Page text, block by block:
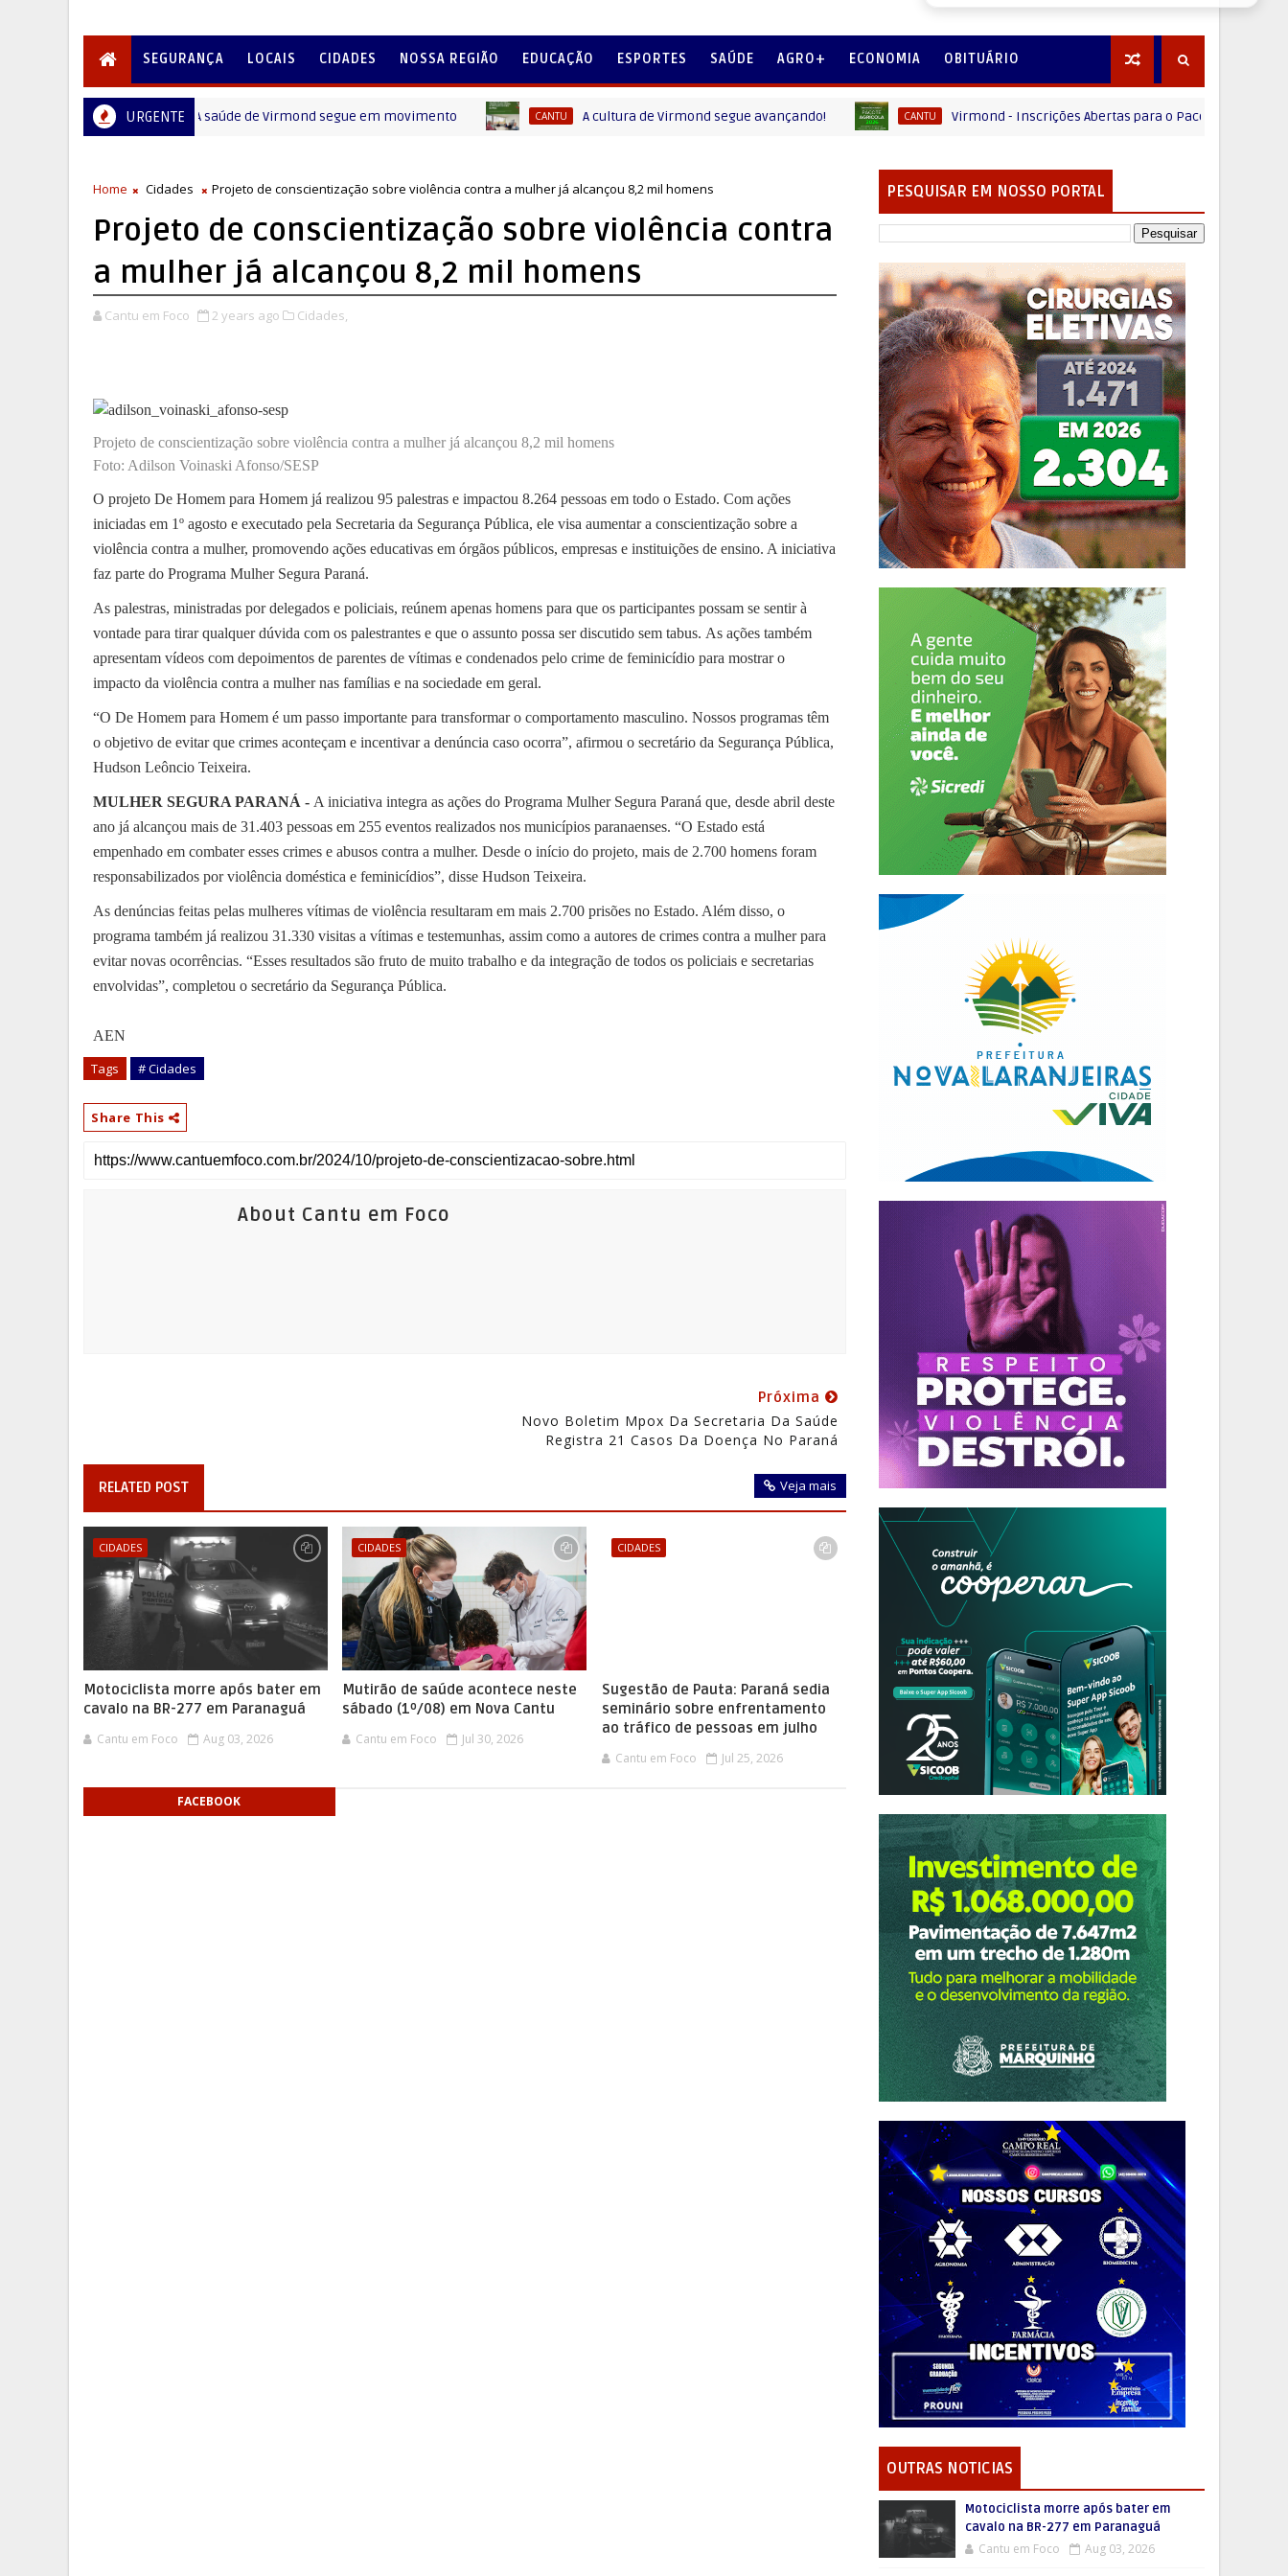
SEGURANÇA LOCAIS CIDADES NOSSA REGIÃO EDUCAÇÃO ESPORTES SAÚDE AGRO+ ECONOMIA OBITUÁRIO
URGENTE
CANTU A saúde de Virmond segue em movimento CANTU A cultura de Virmond segue avançando! CANTU Virmond - Inscrições Abertas para o Pacote Agrícola 2026
Home Cidades Projeto de conscientização sobre violência contra a mulher já alcançou 8,2 mil homens
Projeto de conscientização sobre violência contra
a mulher já alcançou 8,2 mil homens
Cantu em Foco 2 years ago Cidades,
Projeto de conscientização sobre violência contra a mulher já alcançou 8,2 mil homens
Foto: Adilson Voinaski Afonso/SESP
O projeto De Homem para Homem já realizou 95 palestras e impactou 8.264 pessoas em todo o Estado. Com ações
iniciadas em 1º agosto e executado pela Secretaria da Segurança Pública, ele visa aumentar a conscientização sobre a
violência contra a mulher, promovendo ações educativas em órgãos públicos, empresas e instituições de ensino. A iniciativa
faz parte do Programa Mulher Segura Paraná.
As palestras, ministradas por delegados e policiais, reúnem apenas homens para que os participantes possam se sentir à
vontade para tirar qualquer dúvida com os palestrantes e que o assunto possa ser discutido sem tabus. As ações também
apresentam vídeos com depoimentos de parentes de vítimas e condenados pelo crime de feminicídio para mostrar o
impacto da violência contra a mulher nas famílias e na sociedade em geral.
“O De Homem para Homem é um passo importante para transformar o comportamento masculino. Nossos programas têm
o objetivo de evitar que crimes aconteçam e incentivar a denúncia caso ocorra”, afirmou o secretário da Segurança Pública,
Hudson Leôncio Teixeira.
MULHER SEGURA PARANÁ - A iniciativa integra as ações do Programa Mulher Segura Paraná que, desde abril deste
ano já alcançou mais de 31.403 pessoas em 255 eventos realizados nos municípios paranaenses. “O Estado está
empenhado em combater esses crimes e abusos contra a mulher. Desde o início do projeto, mais de 2.700 homens foram
responsabilizados por violência doméstica e feminicídios”, disse Hudson Teixeira.
As denúncias feitas pelas mulheres vítimas de violência resultaram em mais 2.700 prisões no Estado. Além disso, o
programa também já realizou 31.330 visitas a vítimas e testemunhas, assim como a autores de crimes contra a mulher para
evitar novas ocorrências. “Esses resultados são fruto de muito trabalho e da integração de todos os policiais e secretarias
envolvidas”, completou o secretário da Segurança Pública.
AEN
Tags # Cidades
Share This
About Cantu em Foco
Próxima
Novo Boletim Mpox Da Secretaria Da Saúde
Registra 21 Casos Da Doença No Paraná
RELATED POST Veja mais
CIDADES
Motociclista morre após bater em
cavalo na BR-277 em Paranaguá
Cantu em Foco Aug 03, 2026
CIDADES
Mutirão de saúde acontece neste
sábado (1º/08) em Nova Cantu
Cantu em Foco Jul 30, 2026
CIDADES
Sugestão de Pauta: Paraná sedia
seminário sobre enfrentamento
ao tráfico de pessoas em julho
Cantu em Foco Jul 25, 2026
FACEBOOK
PESQUISAR EM NOSSO PORTAL
OUTRAS NOTICIAS
Motociclista morre após bater em
cavalo na BR-277 em Paranaguá
Cantu em Foco Aug 03, 2026